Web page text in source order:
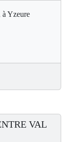
à Yzeure
VAL